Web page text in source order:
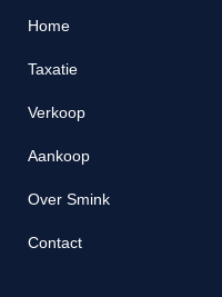
Home
Taxatie
Verkoop
Aankoop
Over Smink
Contact